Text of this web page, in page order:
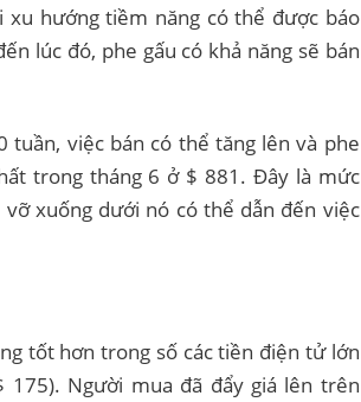
hướng tiềm năng có thể được báo
lúc đó, phe gấu có khả năng sẽ bán
tuần, việc bán có thể tăng lên và phe
trong tháng 6 ở $ 881. Đây là mức
xuống dưới nó có thể dẫn đến việc
tốt hơn trong số các tiền điện tử lớn
175). Người mua đã đẩy giá lên trên